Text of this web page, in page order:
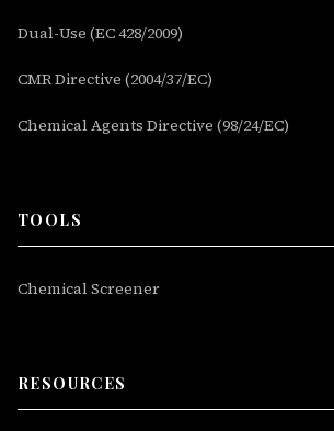
Dual-Use (EC 428/2009)
CMR Directive (2004/37/EC)
Chemical Agents Directive (98/24/EC)
TOOLS
Chemical Screener
RESOURCES